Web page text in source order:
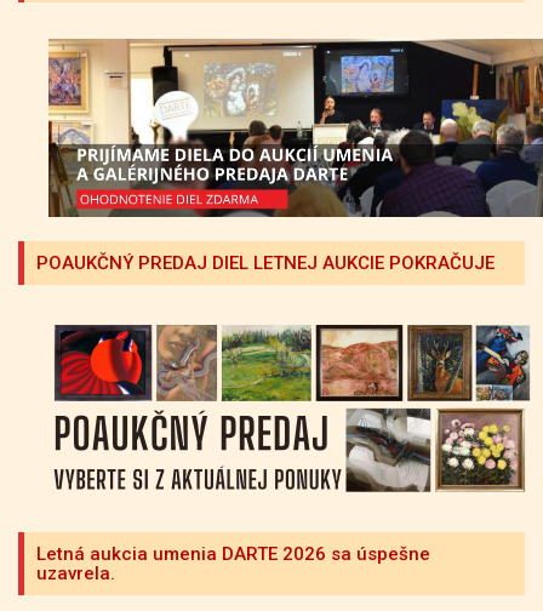
POAUKČNÝ PREDAJ DIEL LETNEJ AUKCIE POKRAČUJE
Letná aukcia umenia DARTE 2026 sa úspešne
uzavrela.